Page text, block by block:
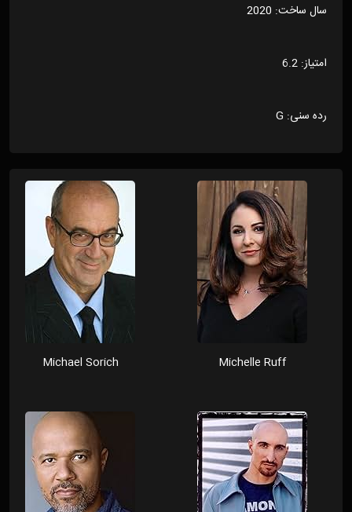
سال ساخت: 2020
امتیاز: 6.2
رده سنی: G
Michelle Ruff
Michael Sorich